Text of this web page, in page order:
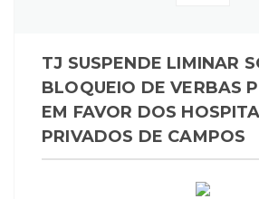
TJ SUSPENDE LIMINAR
BLOQUEIO DE VERBAS
EM FAVOR DOS
PRIVADOS DE CAMPOS